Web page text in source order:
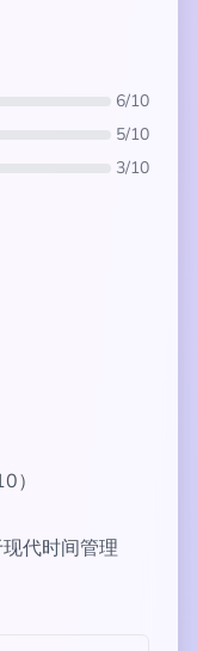
6/10
5/10
3/10
）
代时间管理